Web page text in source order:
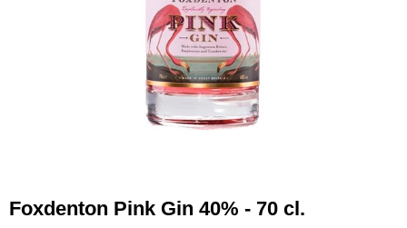
Foxdenton Pink Gin 40% - 70 cl.